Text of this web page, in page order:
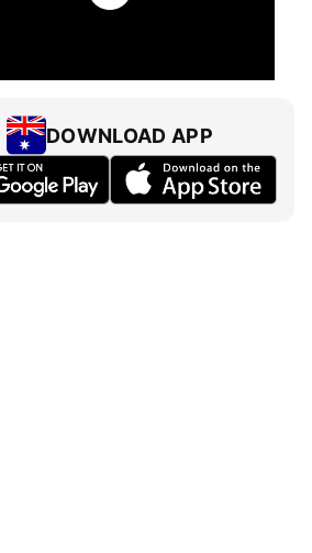
DOWNLOAD APP